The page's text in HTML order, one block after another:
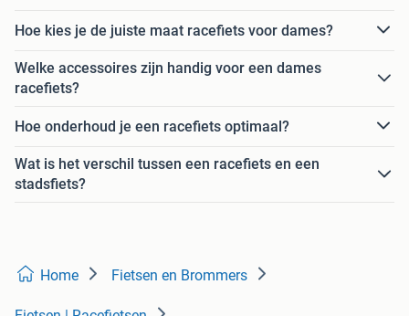
Hoe kies je de juiste maat racefiets voor dames?
Welke accessoires zijn handig voor een dames
racefiets?
Hoe onderhoud je een racefiets optimaal?
Wat is het verschil tussen een racefiets en een
stadsfiets?
Home Fietsen en Brommers